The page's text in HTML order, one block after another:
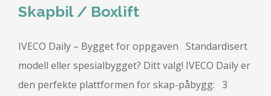
Skapbil / Boxlift
IVECO Daily – Bygget for oppgaven Standardisert
modell eller spesialbygget? Ditt valg! IVECO Daily er
den perfekte plattformen for skap-påbygg: 3